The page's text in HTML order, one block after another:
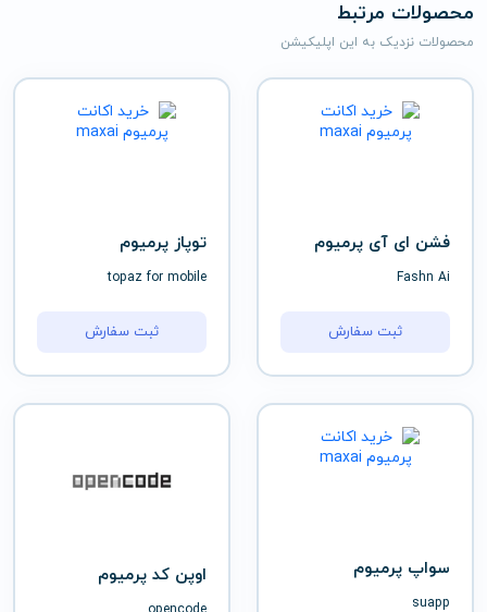
محصولات مرتبط
محصولات نزدیک به این اپلیکیشن
فشن ای آی پرمیوم
Fashn Ai
ثبت سفارش
توپاز پرمیوم
topaz for mobile
ثبت سفارش
سواپ پرمیوم
suapp
اوپن کد پرمیوم